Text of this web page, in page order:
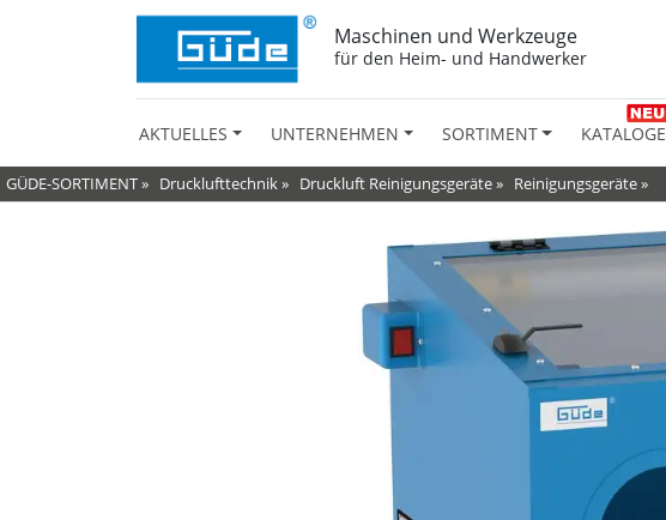
Maschinen und Werkzeuge
für den Heim- und Handwerker
AKTUELLES UNTERNEHMEN SORTIMENT KATALOGE
GÜDE-SORTIMENT» Drucklufttechnik» Druckluft Reinigungsgeräte» Reinigungsgeräte»